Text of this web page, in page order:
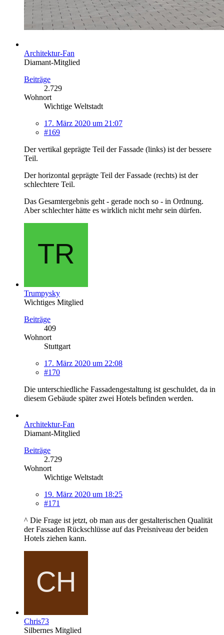
Architektur-Fan
Diamant-Mitglied
Beiträge
2.729
Wohnort
Wichtige Weltstadt
17. März 2020 um 21:07
#169
Der vertikal geprägte Teil der Fassade (links) ist der bessere
Teil.
Der horizontal geprägte Teil der Fassade (rechts) ist der
schlechtere Teil.
Das Gesamtergebnis geht - gerade noch so - in Ordnung.
Aber schlechter hätte es wirklich nicht mehr sein dürfen.
Trumpysky
Wichtiges Mitglied
Beiträge
409
Wohnort
Stuttgart
17. März 2020 um 22:08
#170
Die unterschiedliche Fassadengestaltung ist geschuldet, da in
diesem Gebäude später zwei Hotels befinden werden.
Architektur-Fan
Diamant-Mitglied
Beiträge
2.729
Wohnort
Wichtige Weltstadt
19. März 2020 um 18:25
#171
^ Die Frage ist jetzt, ob man aus der gestalterischen Qualität
der Fassaden Rückschlüsse auf das Preisniveau der beiden
Hotels ziehen kann.
Chris73
Silbernes Mitglied